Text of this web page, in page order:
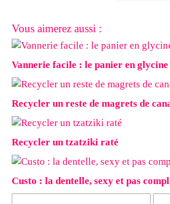
Vous aimerez aussi :
Vannerie facile : le panier en glycine
Recycler un reste de magrets de
Recycler un tzatziki raté
Custo : la dentelle, sexy et pas